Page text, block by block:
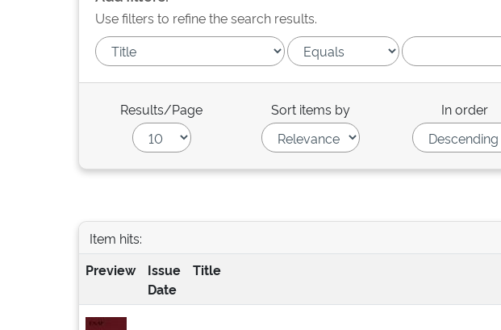
Use filters to refine the search results.
Results/Page Sort items by In order
Item hits:
Preview
Issue
Date
Title